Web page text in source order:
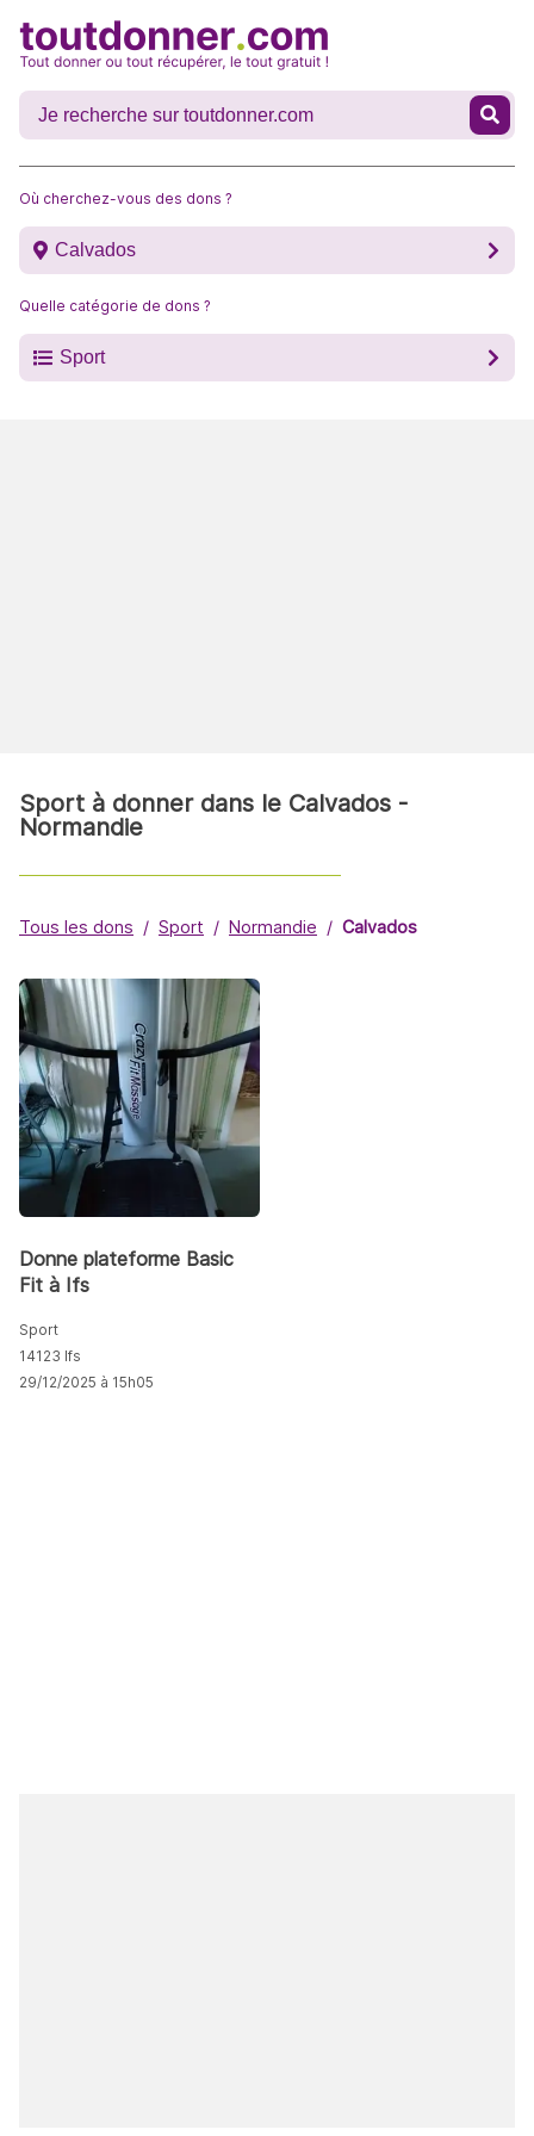
Où cherchez-vous des dons ?
Calvados
Quelle catégorie de dons ?
Sport
Sport à donner dans le Calvados -
Normandie
Tous les dons Sport Normandie Calvados
Donne plateforme Basic
Fit à Ifs
Sport
14123 Ifs
29/12/2025 à 15h05